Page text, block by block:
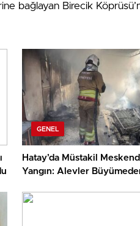
bağlayan Birecik
GENEL
Hatay’da Müstakil
Yangın: Alevler